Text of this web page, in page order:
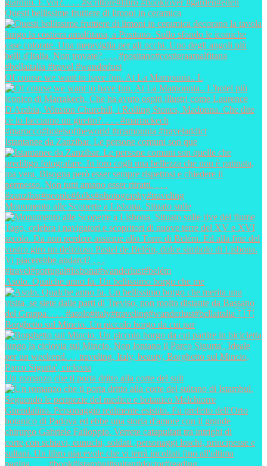
Questi bellissime fruttiere di limoni in ceramica
Of course we want to have fun. At La Mamounia.. L
Istantanee da Zanzibar. Le persone comuni son que
Monumento alle Scoperte a Lisbona. Situato sulle
Asolo. Qualche anno fa. Un bellissimo borgo che me
Borghetto sul Mincio. Un piccolo borgo da cui par
Un romanzo che ti porta dritto alla corte del sult